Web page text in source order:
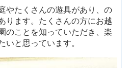
やたくさんの遊具があり、の
ります。たくさんの方にお越
のことを知っていただき、楽
いと思っています。